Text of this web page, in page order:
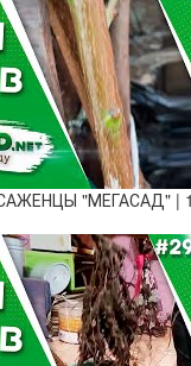
"МЕГАСАД" |